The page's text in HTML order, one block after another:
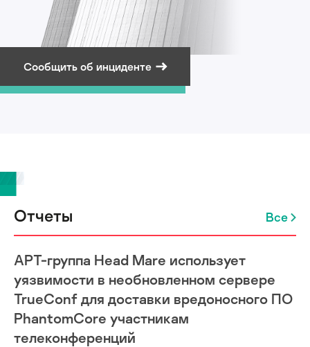
Сообщить об инциденте
Подписаться на рассылку
Отчеты Все
APT-группа Head Mare использует
уязвимости в необновленном сервере
TrueConf для доставки вредоносного ПО
PhantomCore участникам
телеконференций